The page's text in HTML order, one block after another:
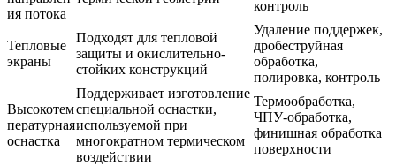
ия потока
контроль
Тепловые
экраны
Подходят для тепловой
защиты и окислительно-
стойких конструкций
Удаление поддержек,
дробеструйная
обработка,
полировка, контроль
Высокотем
пературная
оснастка
Поддерживает изготовление
специальной оснастки,
используемой при
многократном термическом
воздействии
Термообработка,
ЧПУ-обработка,
финишная обработка
поверхности